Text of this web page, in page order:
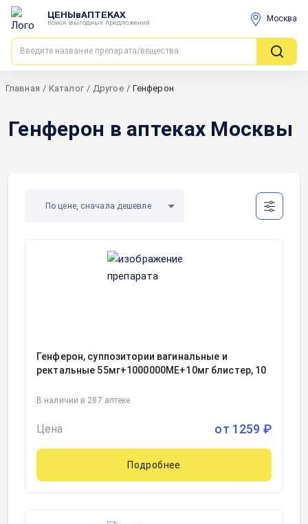
ЦЕНЫвАПТЕКАХ
поиск выгодных предложений Москва
Главная / Каталог / Другое / Генферон
Генферон в аптеках Москвы
По цене, сначала дешевле
Генферон, суппозитории вагинальные и
ректальные 55мг+1000000МЕ+10мг блистер, 10
В наличии в 287 аптеке
Цена от 1259 ₽
Подробнее